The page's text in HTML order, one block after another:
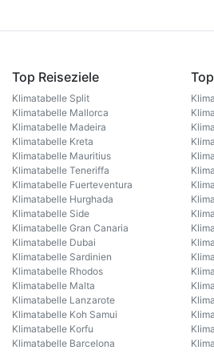
Top Reiseziele
Klimatabelle Split
Klimatabelle Mallorca
Klimatabelle Madeira
Klimatabelle Kreta
Klimatabelle Mauritius
Klimatabelle Teneriffa
Klimatabelle Fuerteventura
Klimatabelle Hurghada
Klimatabelle Side
Klimatabelle Gran Canaria
Klimatabelle Dubai
Klimatabelle Sardinien
Klimatabelle Rhodos
Klimatabelle Malta
Klimatabelle Lanzarote
Klimatabelle Koh Samui
Klimatabelle Korfu
Klimatabelle Barcelona